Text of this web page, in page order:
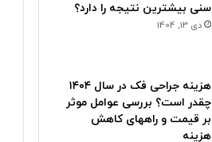
سنی بیشترین نتیجه را دارد؟
دی 13, 1404
هزینه جراحی فک در سال ۱۴۰۴
چقدر است؟ بررسی عوامل موثر
بر قیمت و راههای کاهش
هزینه